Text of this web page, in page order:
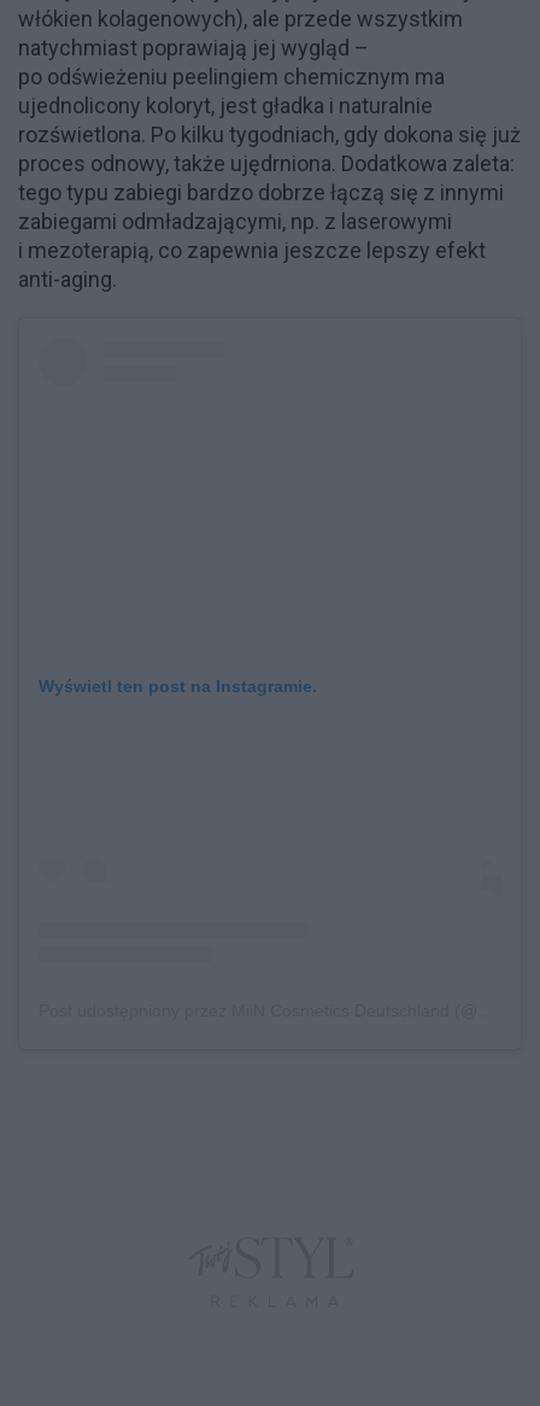
włókien kolagenowych), ale przede wszystkim
natychmiast poprawiają jej wygląd –
po odświeżeniu peelingiem chemicznym ma
ujednolicony koloryt, jest gładka i naturalnie
rozświetlona. Po kilku tygodniach, gdy dokona się już
proces odnowy, także ujędrniona. Dodatkowa zaleta:
tego typu zabiegi bardzo dobrze łączą się z innymi
zabiegami odmładzającymi, np. z laserowymi
i mezoterapią, co zapewnia jeszcze lepszy efekt
anti-aging.
Wyświetl ten post na Instagramie.